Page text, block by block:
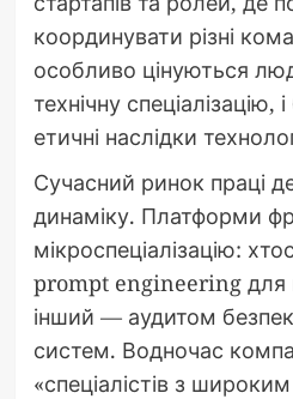
координувати різні
особливо цінуються
технічну спеціалізацію,
етичні наслідки
Сучасний ринок праці
динаміку. Платформи
мікроспеціалізацію:
prompt engineering для
інший — аудитом
систем. Водночас
«спеціалістів з